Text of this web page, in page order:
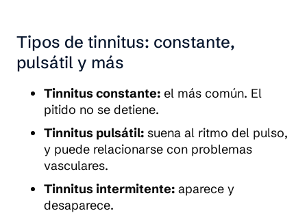
Tipos de tinnitus: constante,
pulsátil y más
Tinnitus constante: el más común. El
pitido no se detiene.
Tinnitus pulsátil: suena al ritmo del pulso,
y puede relacionarse con problemas
vasculares.
Tinnitus intermitente: aparece y
desaparece.